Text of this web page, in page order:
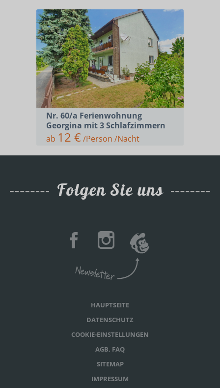
Nr. 60/a Ferienwohnung
Georgina mit 3 Schlafzimmern
ab 12 €/Person /Nacht
Folgen Sie uns
HAUPTSEITE
DATENSCHUTZ
COOKIE-EINSTELLUNGEN
AGB, FAQ
SITEMAP
IMPRESSUM